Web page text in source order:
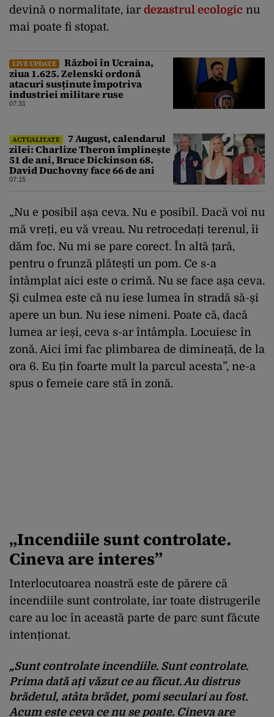
devină o normalitate, iar dezastrul ecologic nu
mai poate fi stopat.
LIVE UPDATE
Război în Ucraina,
ziua 1.625. Zelenski ordonă
atacuri susținute împotriva
industriei militare ruse
07:31
ACTUALITATE
7 August, calendarul
zilei: Charlize Theron împlinește
51 de ani, Bruce Dickinson 68.
David Duchovny face 66 de ani
07:15
„Nu e posibil așa ceva. Nu e posibil. Dacă voi nu
mă vreți, eu vă vreau. Nu retrocedați terenul, îi
dăm foc. Nu mi se pare corect. În altă țară,
pentru o frunză plătești un pom. Ce s-a
întâmplat aici este o crimă. Nu se face așa ceva.
Și culmea este că nu iese lumea în stradă să-și
apere un bun. Nu iese nimeni. Poate că, dacă
lumea ar ieși, ceva s-ar întâmpla. Locuiesc în
zonă. Aici îmi fac plimbarea de dimineață, de la
ora 6. Eu țin foarte mult la parcul acesta”, ne-a
spus o femeie care stă în zonă.
„Incendiile sunt controlate.
Cineva are interes”
Interlocutoarea noastră este de părere că
incendiile sunt controlate, iar toate distrugerile
care au loc în această parte de parc sunt făcute
intenționat.
„Sunt controlate incendiile. Sunt controlate.
Prima dată ați văzut ce au făcut. Au distrus
brădetul, atâta brădet, pomi seculari au fost.
Acum este ceva ce nu se poate. Cineva are